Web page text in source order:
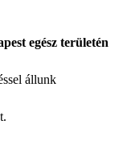
egész területén
állunk